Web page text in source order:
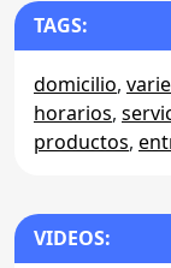
TAGS:
domicilio,
horarios,
productos,
VIDEOS: